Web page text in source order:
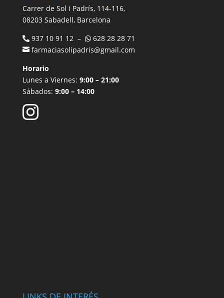
Carrer de Sol i Padrís, 114-116,
08203 Sabadell, Barcelona
937 10 91 12 –
628 28 28 71
farmaciasolipadris@gmail.com
Horario
Lunes a Viernes: 9:00 – 21:00
Sábados: 9:00 – 14:00